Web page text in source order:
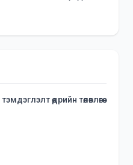
өдрийн төлөвлөгөө